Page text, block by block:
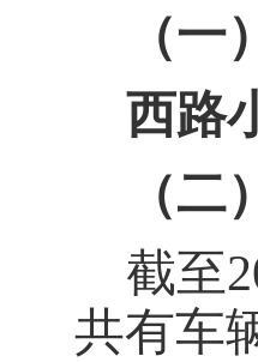
（
西路
（
截至
共有车